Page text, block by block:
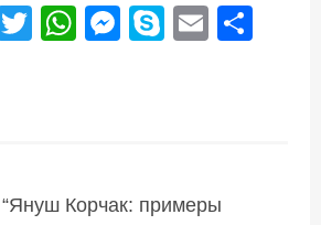
Twitter
WhatsApp
Messenger
Skype
Email
Януш Корчак: примеры